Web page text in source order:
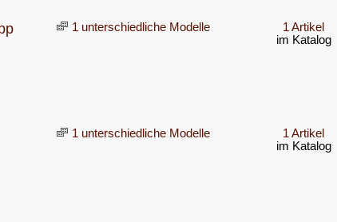
1 unterschiedliche Modelle
1 Artikel
im Katalog
1 unterschiedliche Modelle
1 Artikel
im Katalog